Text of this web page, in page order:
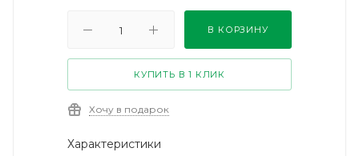
В КОРЗИНУ
КУПИТЬ В 1 КЛИК
Хочу в подарок
Характеристики